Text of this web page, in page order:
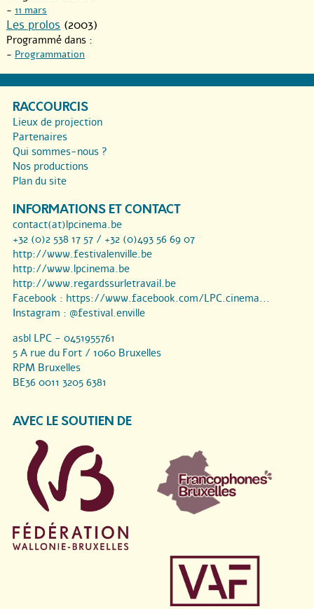
- 11 mars
Les prolos (2003)
Programmé dans :
- Programmation
RACCOURCIS
Lieux de projection
Partenaires
Qui sommes-nous ?
Nos productions
Plan du site
INFORMATIONS ET CONTACT
contact(at)lpcinema.be
+32 (0)2 538 17 57 / +32 (0)493 56 69 07
http://www.festivalenville.be
http://www.lpcinema.be
http://www.regardssurletravail.be
Facebook : https://www.facebook.com/LPC.cinema...
Instagram : @festival.enville
asbl LPC - 0451955761
5 A rue du Fort / 1060 Bruxelles
RPM Bruxelles
BE36 0011 3205 6381
AVEC LE SOUTIEN DE